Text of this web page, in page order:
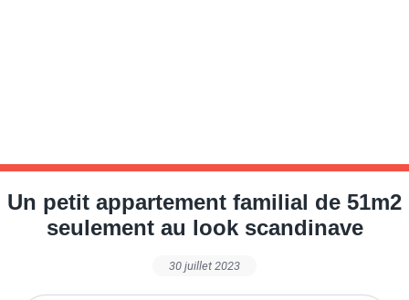
Un petit appartement familial de 51m2
seulement au look scandinave
30 juillet 2023